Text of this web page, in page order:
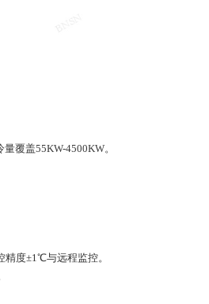
覆盖55KW-4500KW。
度±1℃与远程监控。